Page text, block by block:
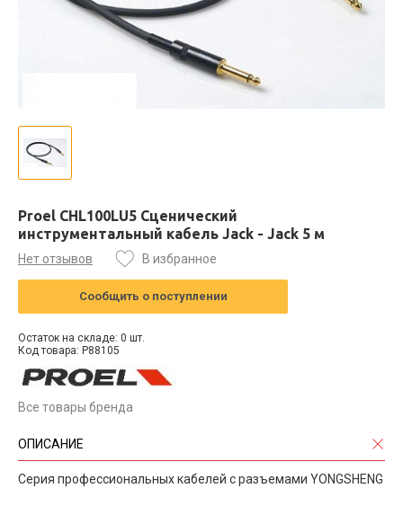
Proel CHL100LU5 Сценический
инструментальный кабель Jack - Jack 5 м
Нет отзывов В избранное
Сообщить о поступлении
Остаток на складе: 0 шт.
Код товара: P88105
Все товары бренда
ОПИСАНИЕ
Серия профессиональных кабелей с разъемами YONGSHENG